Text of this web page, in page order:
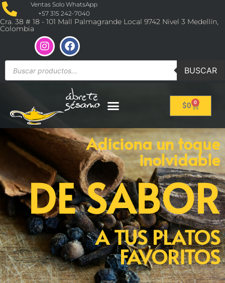
Ventas Solo WhatsApp
+57 315 242-7040
Cra. 38 # 18 - 101 Mall Palmagrande Local 9742 Nivel 3 Medellín,
Colombia
BUSCAR
$0 0
Adiciona un toque
inolvidable
DE SABOR
A TUS PLATOS
FAVORITOS